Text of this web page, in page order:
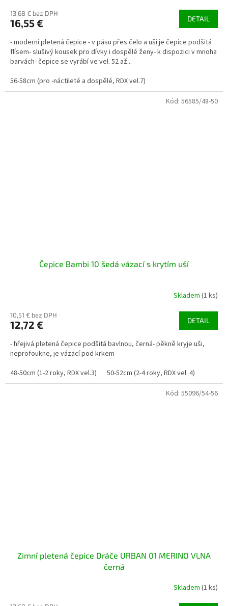
13,68 € bez DPH
16,55 € DETAIL
- moderní pletená čepice - v pásu přes čelo a uši je čepice podšitá
flísem- slušivý kousek pro dívky i dospělé ženy- k dispozici v mnoha
barvách- čepice se vyrábí ve vel. 52 až...
56-58cm (pro -náctileté a dospělé, RDX vel.7)
Čepice Bambi 10 šedá vázací s krytím uší
Skladem (1 ks)
10,51 € bez DPH
12,72 € DETAIL
- hřejivá pletená čepice podšitá bavlnou, černá- pěkně kryje uši,
neprofoukne, je vázací pod krkem
48-50cm (1-2 roky, RDX vel.3)
50-52cm (2-4 roky, RDX vel. 4)
Kód: 56585/48-50
Zimní pletená čepice Dráče URBAN 01 MERINO VLNA
černá
Skladem (1 ks)
Kód: 55096/54-56